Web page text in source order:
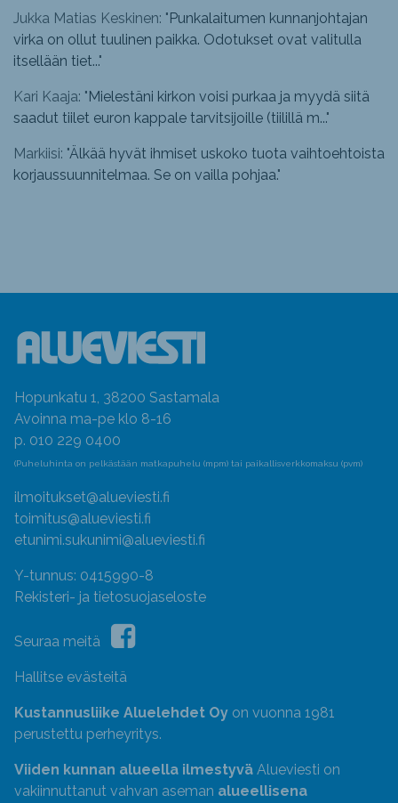
Jukka Matias Keskinen: "Punkalaitumen kunnanjohtajan
virka on ollut tuulinen paikka. Odotukset ovat valitulla
itsellään tiet..."
Kari Kaaja: "Mielestäni kirkon voisi purkaa ja myydä siitä
saadut tiilet euron kappale tarvitsijoille (tiilillä m..."
Markiisi: "Älkää hyvät ihmiset uskoko tuota vaihtoehtoista
korjaussuunnitelmaa. Se on vailla pohjaa."
Hopunkatu 1, 38200 Sastamala
Avoinna ma-pe klo 8-16
p. 010 229 0400
(Puheluhinta on pelkästään matkapuhelu (mpm) tai paikallisverkkomaksu (pvm)
ilmoitukset@alueviesti.fi
toimitus@alueviesti.fi
etunimi.sukunimi@alueviesti.fi
Y-tunnus: 0415990-8
Rekisteri- ja tietosuojaseloste
Seuraa meitä
Hallitse evästeitä
Kustannusliike Aluelehdet Oy on vuonna 1981
perustettu perheyritys.
Viiden kunnan alueella ilmestyvä Alueviesti on
vakiinnuttanut vahvan aseman alueellisena